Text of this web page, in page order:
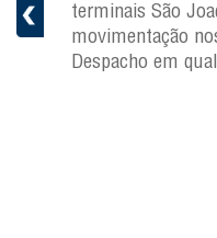
terminais São
movimentação
Despacho em